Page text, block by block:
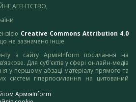
АГЕНТСТВО,
Creative Commons Attribution 4.0
не зазначено інше.
з сайту АрміяInform посилання на
Для суб’єктів у сфері онлайн-медіа
у першому абзаці матеріалу прямого та
систем гіперпосилання на цитований
АрміяInform